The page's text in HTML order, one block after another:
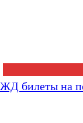
ЖД билеты на